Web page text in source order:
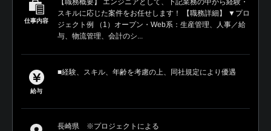
仕事内容
【職務概要】 エンジニアとして、下記業務の中から経験・
スキルに応じた案件をお任せします！ 【職務詳細】 ▼プロ
ジェクト例 （1）オープン・Web系：生産管理、人事／給
与、物流管理、会計のシ...
給与
■経験、スキル、年齢を考慮の上、同社規定により優遇
長崎県 ※プロジェクトによる